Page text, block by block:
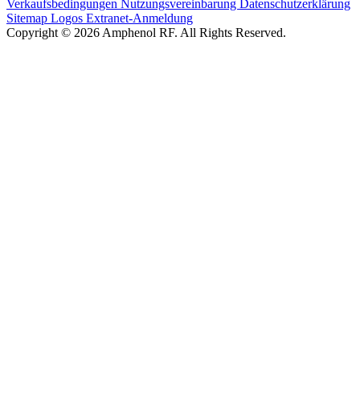
Verkaufsbedingungen Nutzungsvereinbarung
Datenschutzerklärung
Sitemap Logos Extranet-Anmeldung
Copyright © 2026 Amphenol RF. All Rights Reserved.